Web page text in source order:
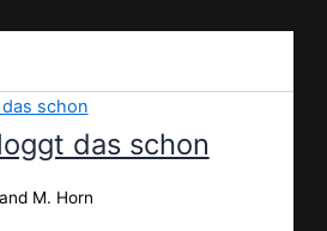
das schon
M. Horn